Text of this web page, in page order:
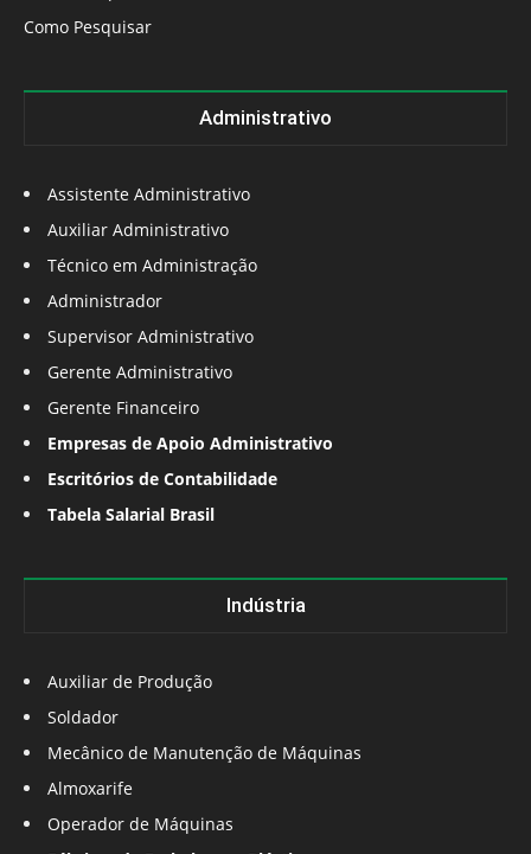
Como Pesquisar
Administrativo
Assistente Administrativo
Auxiliar Administrativo
Técnico em Administração
Administrador
Supervisor Administrativo
Gerente Administrativo
Gerente Financeiro
Empresas de Apoio Administrativo
Escritórios de Contabilidade
Tabela Salarial Brasil
Indústria
Auxiliar de Produção
Soldador
Mecânico de Manutenção de Máquinas
Almoxarife
Operador de Máquinas